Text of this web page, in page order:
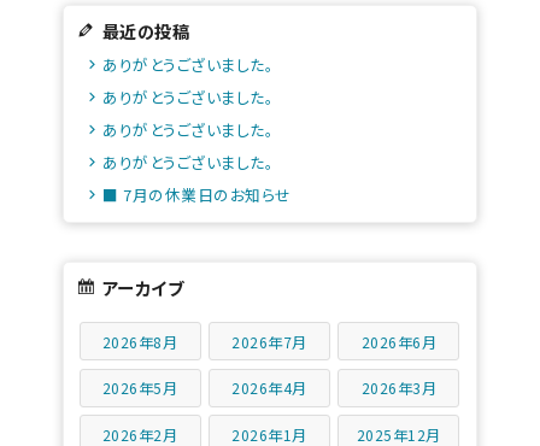
最近の投稿
ありがとうございました。
ありがとうございました。
ありがとうございました。
ありがとうございました。
■ 7月の休業日のお知らせ
アーカイブ
2026年8月 2026年7月 2026年6月
2026年5月 2026年4月 2026年3月
2026年2月 2026年1月 2025年12月